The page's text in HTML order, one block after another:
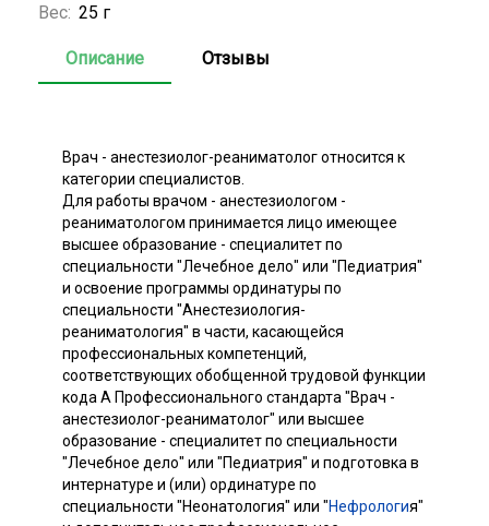
Вес: 25 г
Описание Отзывы
Врач - анестезиолог-реаниматолог относится к
категории специалистов.
Для работы врачом - анестезиологом -
реаниматологом принимается лицо имеющее
высшее образование - специалитет по
специальности "Лечебное дело" или "Педиатрия"
и освоение программы ординатуры по
специальности "Анестезиология-
реаниматология" в части, касающейся
профессиональных компетенций,
соответствующих обобщенной трудовой функции
кода A Профессионального стандарта "Врач -
анестезиолог-реаниматолог" или высшее
образование - специалитет по специальности
"Лечебное дело" или "Педиатрия" и подготовка в
интернатуре и (или) ординатуре по
специальности "Неонатология" или "Нефрология"